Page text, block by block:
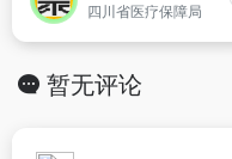
四川省医疗保障局
暂无评论